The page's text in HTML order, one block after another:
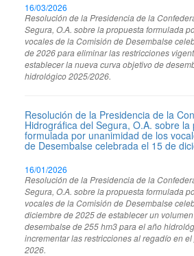
16/03/2026
Resolución de la Presidencia de la
Segura, O.A. sobre la propuesta formulada
vocales de la Comisión de Desembalse
de 2026 para eliminar las restricciones
establecer la nueva curva objetivo de
hidrológico 2025/2026.
Resolución de la Presidencia de la
Hidrográfica del Segura, O.A. sobre la
formulada por unanimidad de los
de Desembalse celebrada el 15 de
16/01/2026
Resolución de la Presidencia de la
Segura, O.A. sobre la propuesta formulada
vocales de la Comisión de Desembalse
diciembre de 2025 de establecer un
desembalse de 255 hm3 para el año
incrementar las restricciones al regadío en
2026.